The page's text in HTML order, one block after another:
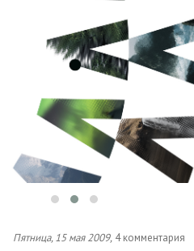
Пятница, 15 мая 2009, 4 комментария